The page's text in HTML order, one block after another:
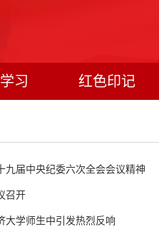
习 红色印记
九届中央纪委六次全会会议精神
召开
大学师生中引发热烈反响